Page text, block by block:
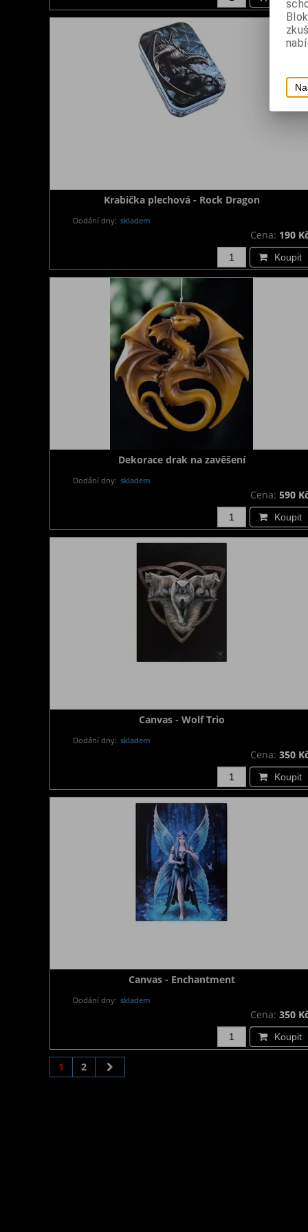
Krabička plechová - Rock Dragon
Dodání dny: skladem
Cena: 190
Koupit
Dekorace drak na zavěšení
Dodání dny: skladem
Cena: 590
Koupit
Canvas - Wolf Trio
Dodání dny: skladem
Cena: 350
Koupit
Canvas - Enchantment
Dodání dny: skladem
Cena: 350
Koupit
1 2